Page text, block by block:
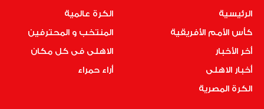
الرئيسية
كأس الأمم الأفريقية
أخر الأخبار
أخبار الاهلى
الكرة المصرية
الكرة عالمية
المنتخب و المحترفين
الاهلى فى كل مكان
أراء حمراء